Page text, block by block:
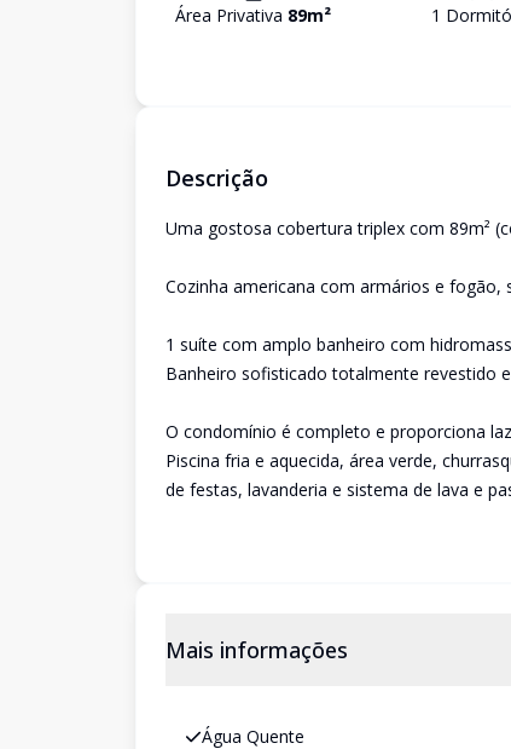
Área Privativa 89m² 1
Descrição
Uma gostosa cobertura triplex com 89m²
Cozinha americana com armários e
1 suíte com amplo banheiro com
Banheiro sofisticado totalmente revestido
O condomínio é completo e proporciona
Piscina fria e aquecida, área verde,
de festas, lavanderia e sistema de lava e
Mais informações
Água Quente